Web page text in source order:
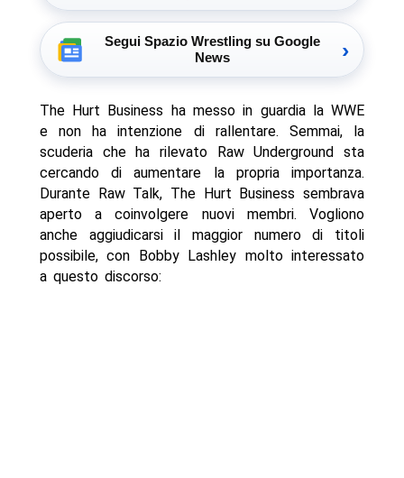
Segui Spazio Wrestling su Google
News
›
The Hurt Business ha messo in guardia la WWE
e non ha intenzione di rallentare. Semmai, la
scuderia che ha rilevato Raw Underground sta
cercando di aumentare la propria importanza.
Durante Raw Talk, The Hurt Business sembrava
aperto a coinvolgere nuovi membri. Vogliono
anche aggiudicarsi il maggior numero di titoli
possibile, con Bobby Lashley molto interessato
a questo discorso: